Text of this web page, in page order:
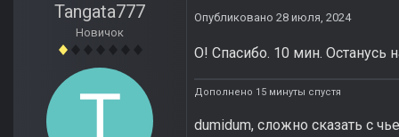
Tangata777
Новичок
Опубликовано 28 июля, 2024
О! Спасибо. 10 мин. Останусь
Дополнено 15 минуты спустя
dumidum, сложно сказать с